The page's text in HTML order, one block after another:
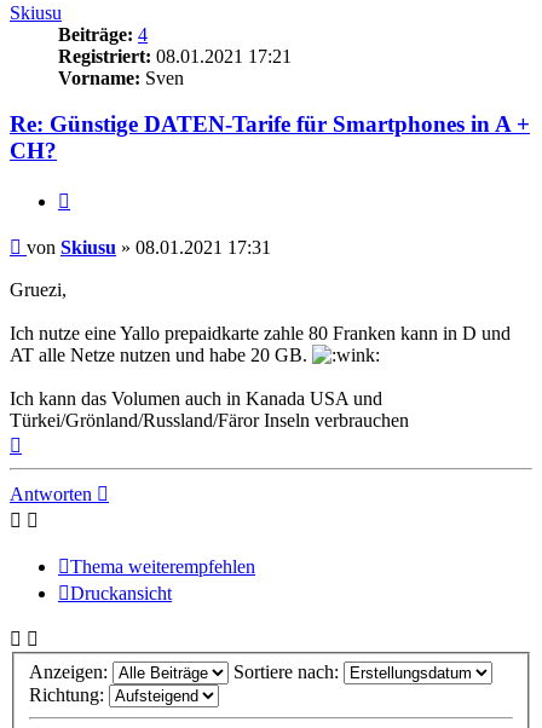
Skiusu
Beiträge: 4
Registriert: 08.01.2021 17:21
Vorname: Sven
Re: Günstige DATEN-Tarife für Smartphones in A +
CH?
Beitrag
von Skiusu » 08.01.2021 17:31
Gruezi,
Ich nutze eine Yallo prepaidkarte zahle 80 Franken kann in D und
AT alle Netze nutzen und habe 20 GB.
Ich kann das Volumen auch in Kanada USA und
Türkei/Grönland/Russland/Färor Inseln verbrauchen
Antworten
Thema weiterempfehlen
Druckansicht
Anzeigen:
Sortiere nach:
Richtung: